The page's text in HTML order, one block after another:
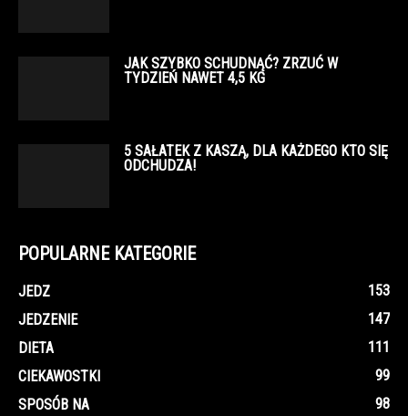
JAK SZYBKO SCHUDNĄĆ? ZRZUĆ W
TYDZIEŃ NAWET 4,5 KG
5 SAŁATEK Z KASZĄ, DLA KAŻDEGO KTO SIĘ
ODCHUDZA!
POPULARNE KATEGORIE
JEDZ
153
JEDZENIE
147
DIETA
111
CIEKAWOSTKI
99
SPOSÓB NA
98